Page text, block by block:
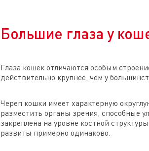
Большие глаза у
Глаза кошек отличаются особым
действительно крупнее, чем у
Череп кошки имеет характерную
разместить органы зрения, способные
закреплена на уровне костной
развиты примерно одинаково.